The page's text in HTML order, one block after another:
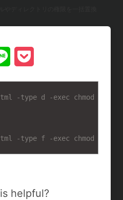
n
c
e
t
-type d -exec chmod
-type f -exec chmod
helpful?